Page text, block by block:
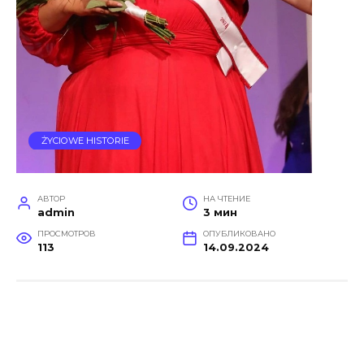
ŻYCIOWE HISTORIE
АВТОР
admin
НА ЧТЕНИЕ
3 мин
ПРОСМОТРОВ
113
ОПУБЛИКОВАНО
14.09.2024